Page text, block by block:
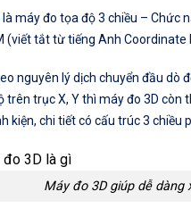
máy đo tọa độ 3 chiều –
(viết tắt từ tiếng Anh Coordinate
nguyên lý dịch chuyển đầu dò
trên trục X, Y thì máy đo 3D còn
kiện, chi tiết có cấu trúc 3 chiều
Máy đo 3D giúp dễ